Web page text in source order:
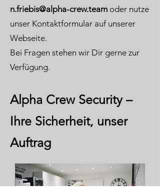
n.friebis@alpha-crew.team oder nutze
unser Kontaktformular auf unserer
Webseite.
Bei Fragen stehen wir Dir gerne zur
Verfügung.
Alpha Crew Security –
Ihre Sicherheit, unser
Auftrag